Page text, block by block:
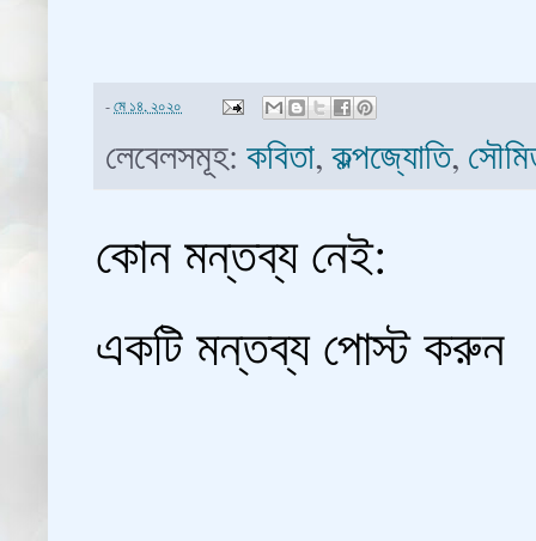
-মে ১৪, ২০২০
লেবেলসমূহ: কবিতা, কল্পজ্যোতি,
কোন মন্তব্য নেই:
একটি মন্তব্য পোস্ট করুন